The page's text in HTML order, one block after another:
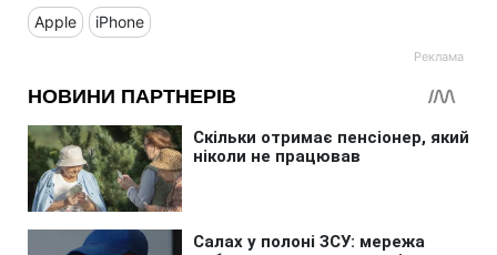
Apple iPhone